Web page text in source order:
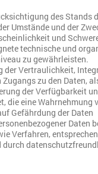
des Stands
Umstände und der
und
technische und
zu gewährleisten.
der Vertraulichkeit,
zu den Daten,
der Verfügbarkeit
die eine Wahrnehmung
Gefährdung der Daten
Daten
Verfahren,
durch